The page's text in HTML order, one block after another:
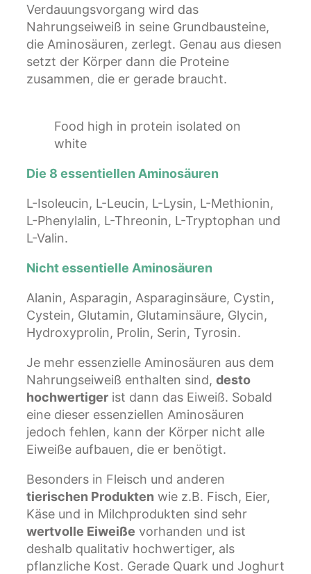
Verdauungsvorgang wird das
Nahrungseiweiß in seine Grundbausteine,
die Aminosäuren, zerlegt. Genau aus diesen
setzt der Körper dann die Proteine
zusammen, die er gerade braucht.
Food high in protein isolated on
white
Die 8 essentiellen Aminosäuren
L-Isoleucin, L-Leucin, L-Lysin, L-Methionin,
L-Phenylalin, L-Threonin, L-Tryptophan und
L-Valin.
Nicht essentielle Aminosäuren
Alanin, Asparagin, Asparaginsäure, Cystin,
Cystein, Glutamin, Glutaminsäure, Glycin,
Hydroxyprolin, Prolin, Serin, Tyrosin.
Je mehr essenzielle Aminosäuren aus dem
Nahrungseiweiß enthalten sind, desto
hochwertiger ist dann das Eiweiß. Sobald
eine dieser essenziellen Aminosäuren
jedoch fehlen, kann der Körper nicht alle
Eiweiße aufbauen, die er benötigt.
Besonders in Fleisch und anderen
tierischen Produkten wie z.B. Fisch, Eier,
Käse und in Milchprodukten sind sehr
wertvolle Eiweiße vorhanden und ist
deshalb qualitativ hochwertiger, als
pflanzliche Kost. Gerade Quark und Joghurt